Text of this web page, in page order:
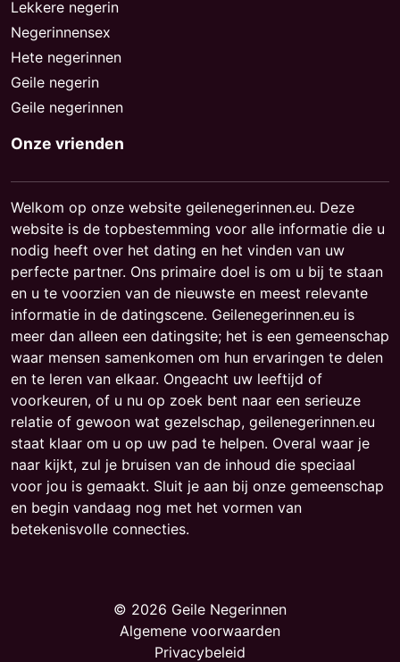
Lekkere negerin
Negerinnensex
Hete negerinnen
Geile negerin
Geile negerinnen
Onze vrienden
Welkom op onze website geilenegerinnen.eu. Deze
website is de topbestemming voor alle informatie die u
nodig heeft over het dating en het vinden van uw
perfecte partner. Ons primaire doel is om u bij te staan
en u te voorzien van de nieuwste en meest relevante
informatie in de datingscene. Geilenegerinnen.eu is
meer dan alleen een datingsite; het is een gemeenschap
waar mensen samenkomen om hun ervaringen te delen
en te leren van elkaar. Ongeacht uw leeftijd of
voorkeuren, of u nu op zoek bent naar een serieuze
relatie of gewoon wat gezelschap, geilenegerinnen.eu
staat klaar om u op uw pad te helpen. Overal waar je
naar kijkt, zul je bruisen van de inhoud die speciaal
voor jou is gemaakt. Sluit je aan bij onze gemeenschap
en begin vandaag nog met het vormen van
betekenisvolle connecties.
© 2026 Geile Negerinnen
Algemene voorwaarden
Privacybeleid